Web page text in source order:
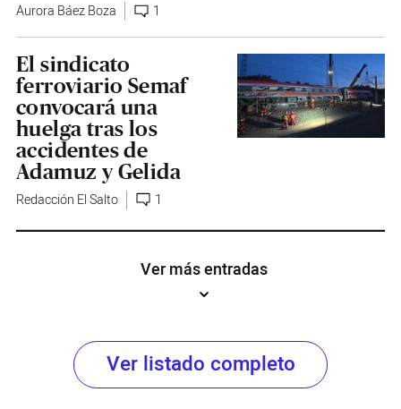
Aurora Báez Boza 1
El sindicato
ferroviario Semaf
convocará una
huelga tras los
accidentes de
Adamuz y Gelida
Redacción El Salto 1
Ver más entradas
Ver listado completo